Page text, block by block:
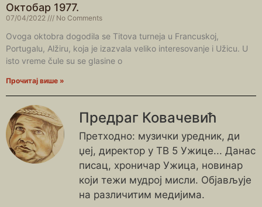
Октобар 1977.
07/04/2022 No Comments
Ovoga oktobra dogodila se Titova turneja u Francuskoj,
Portugalu, Alžiru, koja je izazvala veliko interesovanje i Užicu. U
isto vreme čule su se glasine o
Прочитај више »
Предраг Ковачевић
Претходно: музички уредник, ди
џеј, директор у ТВ 5 Ужице... Данас
писац, хроничар Ужица, новинар
који тежи мудрој мисли. Објављује
на различитим медијима.